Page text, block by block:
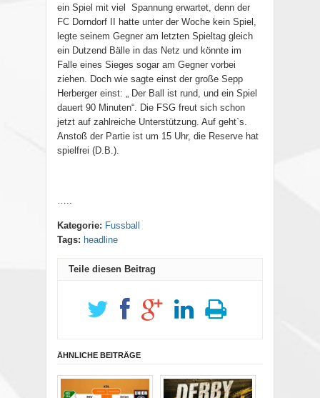
ein Spiel mit viel
Spannung erwartet, denn der
FC Dorndorf II hatte unter der Woche kein Spiel,
legte seinem Gegner am letzten Spieltag gleich
ein Dutzend Bälle in das Netz und könnte im
Falle eines Sieges sogar am Gegner vorbei
ziehen. Doch wie sagte einst der große Sepp
Herberger einst: „ Der Ball ist rund, und ein Spiel
dauert 90 Minuten“. Die FSG freut sich schon
jetzt auf zahlreiche Unterstützung. Auf geht`s.
Anstoß der Partie ist um 15 Uhr, die Reserve hat
spielfrei (D.B.).
…..
Kategorie: Fussball
Tags: headline
Teile diesen Beitrag
ÄHNLICHE BEITRÄGE